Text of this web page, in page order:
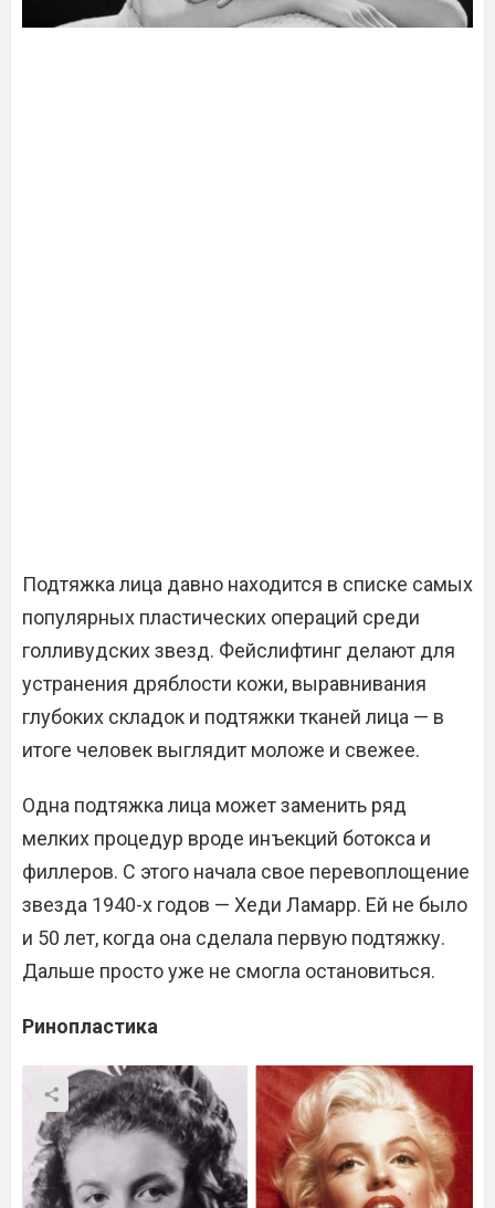
Подтяжка лица давно находится в списке самых
популярных пластических операций среди
голливудских звезд. Фейслифтинг делают для
устранения дряблости кожи, выравнивания
глубоких складок и подтяжки тканей лица — в
итоге человек выглядит моложе и свежее.
Одна подтяжка лица может заменить ряд
мелких процедур вроде инъекций ботокса и
филлеров. С этого начала свое перевоплощение
звезда 1940-х годов — Хеди Ламарр. Ей не было
и 50 лет, когда она сделала первую подтяжку.
Дальше просто уже не смогла остановиться.
Ринопластика